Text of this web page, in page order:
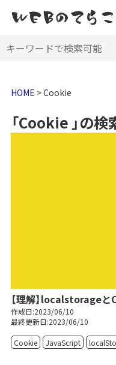
HOME >Cookie
「Cookie 」の
【理解】localstorage
作成日:2023/06/10
最終更新日:2023/06/10
Cookie JavaScript